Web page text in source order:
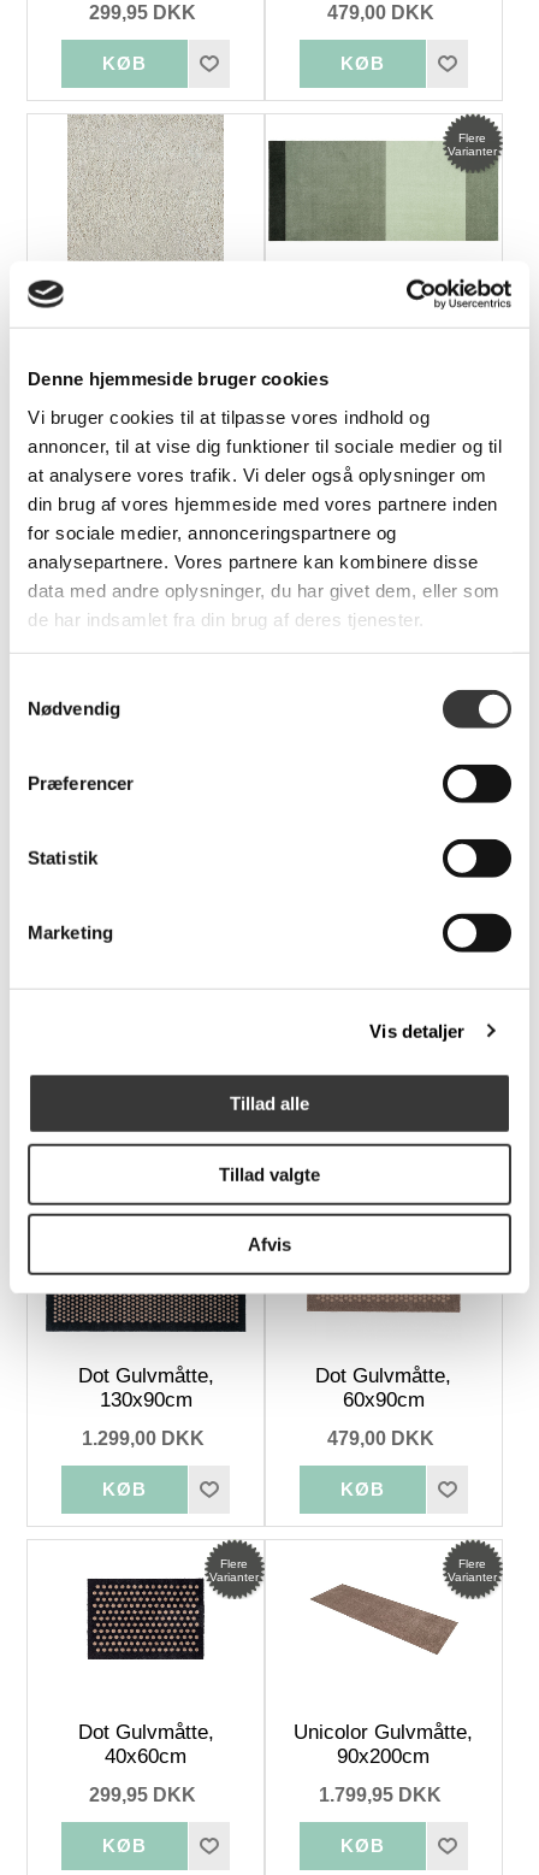
Denne hjemmeside bruger cookies
Vi bruger cookies til at tilpasse vores indhold og
annoncer, til at vise dig funktioner til sociale medier og til
at analysere vores trafik. Vi deler også oplysninger om
din brug af vores hjemmeside med vores partnere inden
for sociale medier, annonceringspartnere og
analysepartnere. Vores partnere kan kombinere disse
data med andre oplysninger, du har givet dem, eller som
de har indsamlet fra din brug af deres tjenester.
Nødvendig
Præferencer
Statistik
Marketing
Vis detaljer
Tillad alle
Tillad valgte
Afvis
299,95 DKK 479,00 DKK
165x235cm
11.100,00 DKK
Flere
Varianter
Stripes Gulvmåtte,
90x200cm
Varianter
1.299,00 DKK
Varianter
1.799,95 DKK
Flere
Varianter
Dot Gulvmåtte,
67x120cm
689,95 DKK
Flere
Varianter
Dot Gulvmåtte,
130x90cm
1.299,00 DKK
Flere
Varianter
Dot Gulvmåtte,
60x90cm
479,00 DKK
Flere
Varianter
Dot Gulvmåtte,
40x60cm
299,95 DKK
Flere
Varianter
Unicolor Gulvmåtte,
90x200cm
1.799,95 DKK